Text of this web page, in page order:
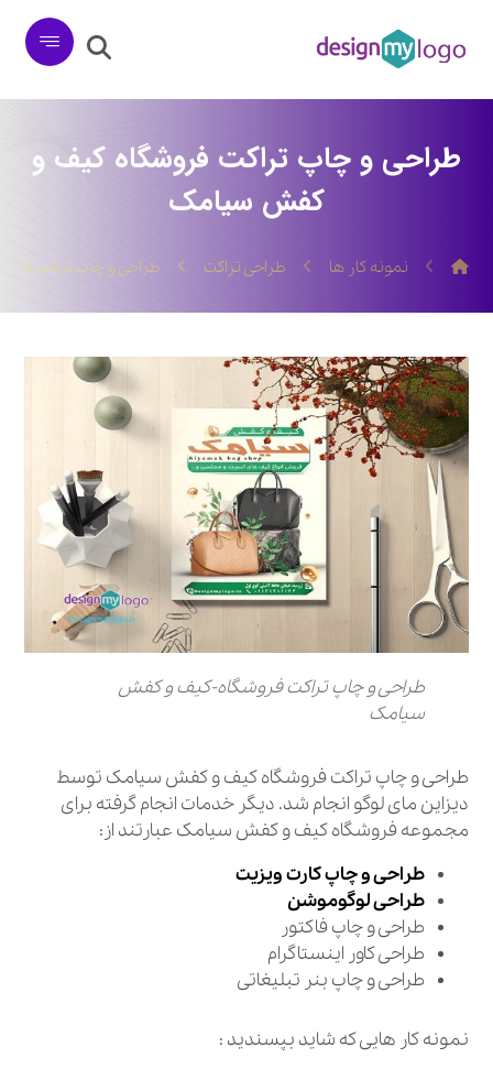
طراحی و چاپ تراکت فروشگاه کیف و
کفش سیامک
نمونه کار ها طراحی تراکت طراحی و چاپ تراکت
طراحی و چاپ تراکت فروشگاه-کیف و کفش
سیامک
طراحی و چاپ تراکت فروشگاه کیف و کفش سیامک توسط
دیزاین مای لوگو انجام شد. دیگر خدمات انجام گرفته برای
مجموعه فروشگاه کیف و کفش سیامک عبارتند از:
طراحی و چاپ کارت ویزیت
طراحی لوگوموشن
طراحی و چاپ فاکتور
طراحی کاور اینستاگرام
طراحی و چاپ بنر تبلیغاتی
نمونه کار هایی که شاید بپسندید :